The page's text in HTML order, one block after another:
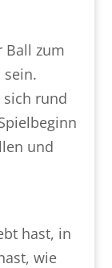
Ball zum
sein.
sich rund
und
hast, in
wie